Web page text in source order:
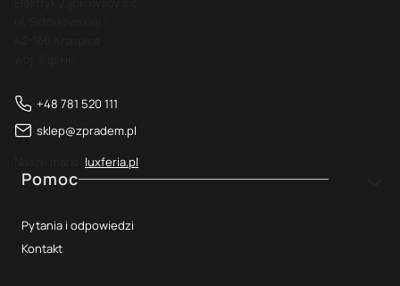
+48 781 520 111
sklep@zpradem.pl
luxferia.pl
Linki w stopce
Pomoc
Pytania i odpowiedzi
Kontakt